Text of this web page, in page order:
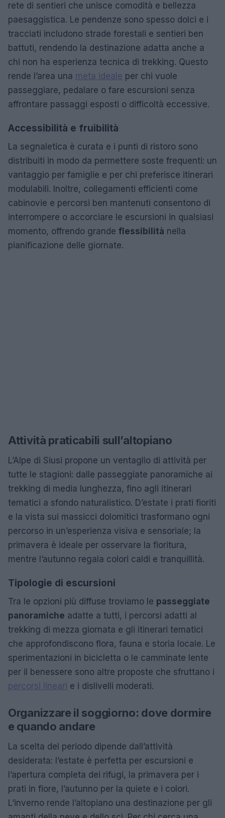
rete di sentieri che unisce comodità e bellezza
paesaggistica. Le pendenze sono spesso dolci e i
tracciati includono strade forestali e sentieri ben
battuti, rendendo la destinazione adatta anche a
chi non ha esperienza tecnica di trekking. Questo
rende l’area una meta ideale per chi vuole
passeggiare, pedalare o fare escursioni senza
affrontare passaggi esposti o difficoltà eccessive.
Accessibilità e fruibilità
La segnaletica è curata e i punti di ristoro sono
distribuiti in modo da permettere soste frequenti: un
vantaggio per famiglie e per chi preferisce itinerari
modulabili. Inoltre, collegamenti efficienti come
cabinovie e percorsi ben mantenuti consentono di
interrompere o accorciare le escursioni in qualsiasi
momento, offrendo grande flessibilità nella
pianificazione delle giornate.
Attività praticabili sull’altopiano
L’Alpe di Siusi propone un ventaglio di attività per
tutte le stagioni: dalle passeggiate panoramiche ai
trekking di media lunghezza, fino agli itinerari
tematici a sfondo naturalistico. D’estate i prati fioriti
e la vista sui massicci dolomitici trasformano ogni
percorso in un’esperienza visiva e sensoriale; la
primavera è ideale per osservare la fioritura,
mentre l’autunno regala colori caldi e tranquillità.
Tipologie di escursioni
Tra le opzioni più diffuse troviamo le passeggiate
panoramiche adatte a tutti, i percorsi adatti al
trekking di mezza giornata e gli itinerari tematici
che approfondiscono flora, fauna e storia locale. Le
sperimentazioni in bicicletta o le camminate lente
per il benessere sono altre proposte che sfruttano i
percorsi lineari e i dislivelli moderati.
Organizzare il soggiorno: dove dormire
e quando andare
La scelta del periodo dipende dall’attività
desiderata: l’estate è perfetta per escursioni e
l’apertura completa dei rifugi, la primavera per i
prati in fiore, l’autunno per la quiete e i colori.
L’inverno rende l’altopiano una destinazione per gli